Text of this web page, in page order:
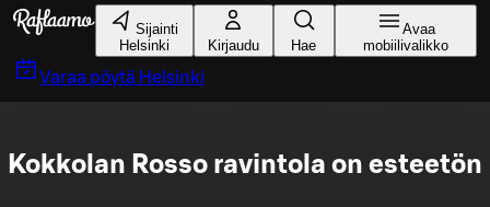
Siirry pääsisältöön
Sijainti
Helsinki
Kirjaudu Hae
Avaa
mobiilivalikko
Varaa pöytä Helsinki
Kokkolan Rosso ravintola on esteetön